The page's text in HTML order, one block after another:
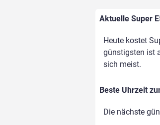
Aktuelle Super
Heute kostet
günstigsten ist
sich meist.
Beste Uhrzeit
Die nächste